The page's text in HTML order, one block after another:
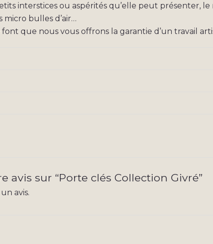
interstices ou aspérités qu’elle peut présenter,
bulles d’air…
font que nous vous offrons la garantie d’un travail
avis sur “Porte clés Collection Givré”
avis.